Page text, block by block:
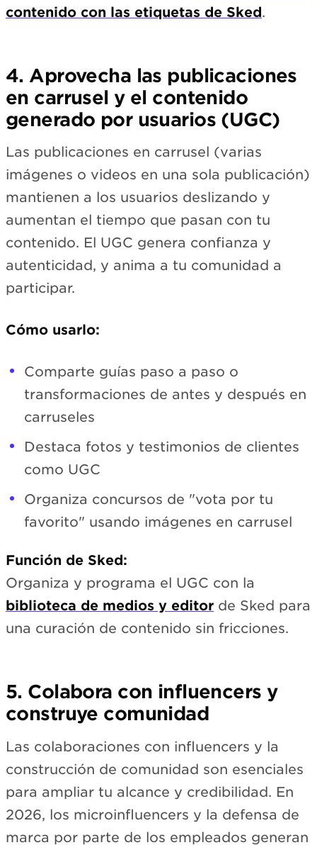
contenido con las etiquetas de Sked.
4. Aprovecha las publicaciones
en carrusel y el contenido
generado por usuarios (UGC)
Las publicaciones en carrusel (varias
imágenes o videos en una sola publicación)
mantienen a los usuarios deslizando y
aumentan el tiempo que pasan con tu
contenido. El UGC genera confianza y
autenticidad, y anima a tu comunidad a
participar.
Cómo usarlo:
Comparte guías paso a paso o
transformaciones de antes y después en
carruseles
Destaca fotos y testimonios de clientes
como UGC
Organiza concursos de "vota por tu
favorito" usando imágenes en carrusel
Función de Sked:
Organiza y programa el UGC con la
biblioteca de medios y editor de Sked para
una curación de contenido sin fricciones.
5. Colabora con influencers y
construye comunidad
Las colaboraciones con influencers y la
construcción de comunidad son esenciales
para ampliar tu alcance y credibilidad. En
2026, los microinfluencers y la defensa de
marca por parte de los empleados generan